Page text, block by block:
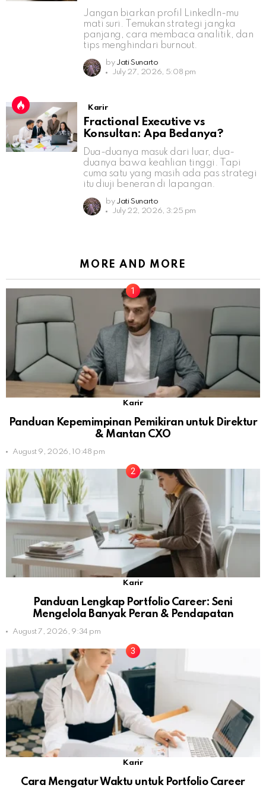
Jangan biarkan profil LinkedIn-mu
mati suri. Temukan strategi jangka
panjang, cara membaca analitik, dan
tips menghindari burnout.
by Jati Sunarto
July 27, 2026, 5:08 pm
Karir
Fractional Executive vs
Konsultan: Apa Bedanya?
Dua-duanya masuk dari luar, dua-
duanya bawa keahlian tinggi. Tapi
cuma satu yang masih ada pas strategi
itu diuji beneran di lapangan.
by Jati Sunarto
July 22, 2026, 3:25 pm
MORE AND MORE
Karir
Panduan Kepemimpinan Pemikiran untuk Direktur
& Mantan CXO
August 9, 2026, 10:48 pm
Karir
Panduan Lengkap Portfolio Career: Seni
Mengelola Banyak Peran & Pendapatan
August 7, 2026, 9:34 pm
Karir
Cara Mengatur Waktu untuk Portfolio Career